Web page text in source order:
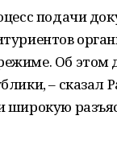
подачи
Об этом
– сказал
широкую